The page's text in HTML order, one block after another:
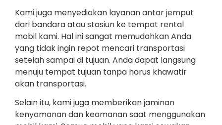
Kami juga menyediakan layanan antar jemput
dari bandara atau stasiun ke tempat rental
mobil kami. Hal ini sangat memudahkan Anda
yang tidak ingin repot mencari transportasi
setelah sampai di tujuan. Anda dapat langsung
menuju tempat tujuan tanpa harus khawatir
akan transportasi.
Selain itu, kami juga memberikan jaminan
kenyamanan dan keamanan saat menggunakan